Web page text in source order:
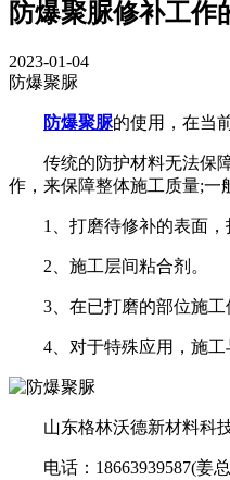
防爆聚脲修补工作
2023-01-04
防爆聚脲
防爆聚脲的使用，在当
传统的防护材料无法保障
作，来保障整体施工质量;一
1、打磨待修补的表面，打
2、施工层间粘合剂。
3、在已打磨的部位施工
4、对于特殊应用，施工
山东格林沃德新材料科技
电话：18663939587(姜总